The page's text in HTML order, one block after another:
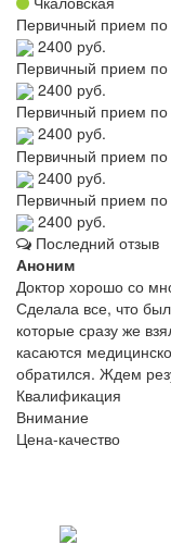
Первичный прием по
2400 руб.
Первичный прием по
2400 руб.
Первичный прием по
2400 руб.
Первичный прием по
2400 руб.
Первичный прием по
2400 руб.
Последний отзыв
Аноним
Доктор хорошо со
Сделала все, что
которые сразу же
касаются
обратился. Ждем
Квалификация
Внимание
Цена-качество